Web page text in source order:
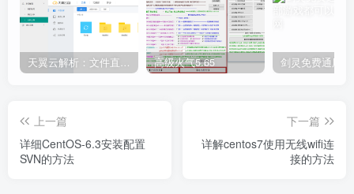
天翼云解析：文件直链获取源码 高级火气5.65
上一篇
详细CentOS-6.3安装配置
SVN的方法
下一篇
详解centos7使用无线wifi连
接的方法